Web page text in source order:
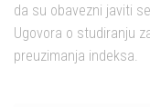
da su obavezni javiti
Ugovora o studiranju
preuzimanja